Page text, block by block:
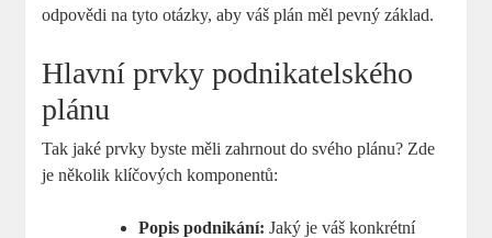
odpovědi na​ tyto otázky, aby váš plán⁣ měl ‌pevný základ.
Hlavní prvky podnikatelského
plánu
Tak jaké prvky byste měli zahrnout‌ do svého plánu? Zde
je několik klíčových komponentů:
Popis podnikání: Jaký ‌je váš konkrétní